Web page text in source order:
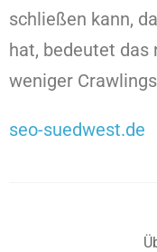
schließen kann,
hat, bedeutet das
weniger
seo-suedwest.de